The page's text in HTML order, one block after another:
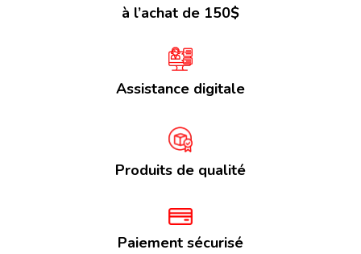
à l’achat de 150$
Assistance digitale
Produits de qualité
Paiement sécurisé